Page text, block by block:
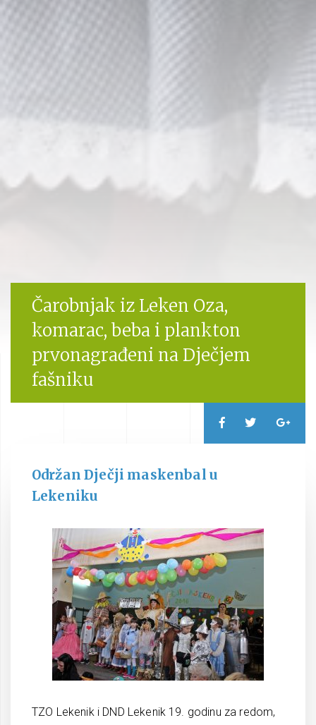
Čarobnjak iz Leken Oza,
komarac, beba i plankton
prvonagrađeni na Dječjem
fašniku
Održan Dječji maskenbal u
Lekeniku
TZO Lekenik i DND Lekenik 19. godinu za redom,